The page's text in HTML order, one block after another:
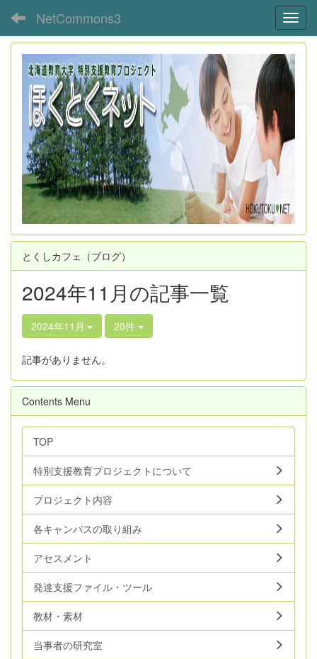
NetCommons3
とくしカフェ（ブログ）
2024年11月の記事一覧
2024年11月 20件
記事がありません。
Contents Menu
TOP
特別支援教育プロジェクトについて
プロジェクト内容
各キャンパスの取り組み
アセスメント
発達支援ファイル・ツール
教材・素材
当事者の研究室